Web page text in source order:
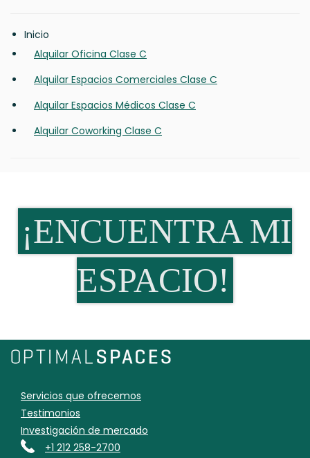
Inicio
Alquilar Oficina Clase C
Alquilar Espacios Comerciales Clase C
Alquilar Espacios Médicos Clase C
Alquilar Coworking Clase C
¡ENCUENTRA MI
ESPACIO!
Servicios que ofrecemos
Testimonios
Investigación de mercado
+1 212 258-2700